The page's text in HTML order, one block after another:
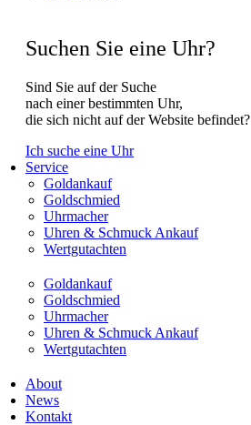
Suchen Sie eine Uhr?
Sind Sie auf der Suche
nach einer bestimmten Uhr,
die sich nicht auf der Website befindet?
Ich suche eine Uhr
Service
Goldankauf
Goldschmied
Uhrmacher
Uhren & Schmuck Ankauf
Wertgutachten
Goldankauf
Goldschmied
Uhrmacher
Uhren & Schmuck Ankauf
Wertgutachten
About
News
Kontakt